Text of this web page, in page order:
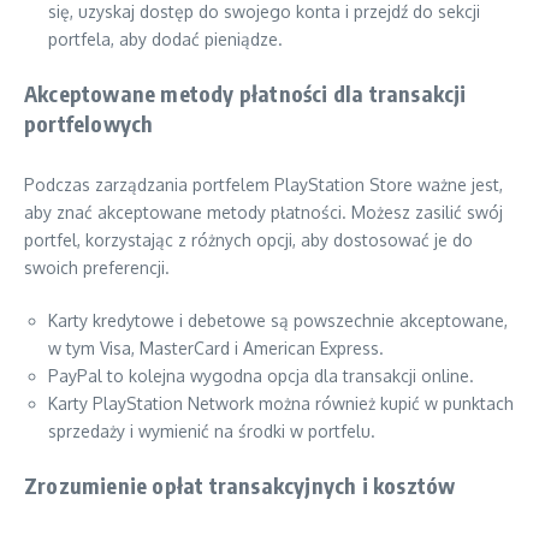
się, uzyskaj dostęp do swojego konta i przejdź do sekcji
portfela, aby dodać pieniądze.
Akceptowane metody płatności dla transakcji
portfelowych
Podczas zarządzania portfelem PlayStation Store ważne jest,
aby znać akceptowane metody płatności. Możesz zasilić swój
portfel, korzystając z różnych opcji, aby dostosować je do
swoich preferencji.
Karty kredytowe i debetowe są powszechnie akceptowane,
w tym Visa, MasterCard i American Express.
PayPal to kolejna wygodna opcja dla transakcji online.
Karty PlayStation Network można również kupić w punktach
sprzedaży i wymienić na środki w portfelu.
Zrozumienie opłat transakcyjnych i kosztów